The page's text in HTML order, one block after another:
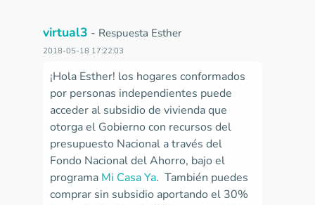
virtual3 - Respuesta Esther
2018-05-18 17:22:03
¡Hola Esther! los hogares conformados
por personas independientes puede
acceder al subsidio de vivienda que
otorga el Gobierno con recursos del
presupuesto Nacional a través del
Fondo Nacional del Ahorro, bajo el
programa Mi Casa Ya. También puedes
comprar sin subsidio aportando el 30%